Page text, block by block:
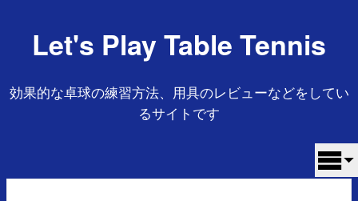
Let's Play Table Tennis
効果的な卓球の練習方法、用具のレビューなどをしてい
るサイトです